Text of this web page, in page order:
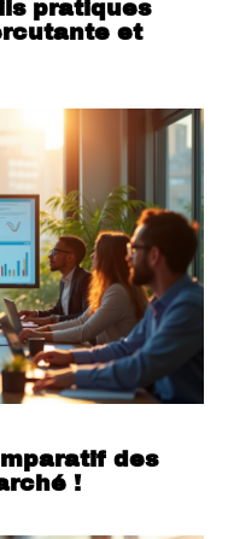
pratiques
et
des
!